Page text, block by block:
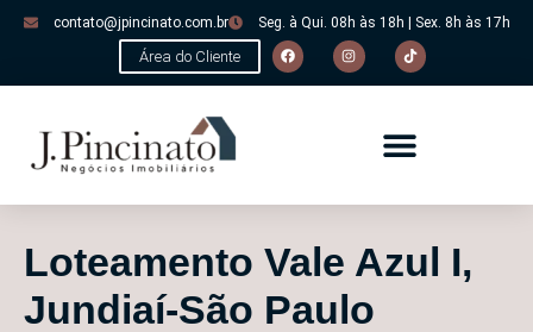
contato@jpincinato.com.br Seg. à Qui. 08h às 18h | Sex. 8h às 17h
Área do Cliente
Loteamento Vale Azul I,
Jundiaí-São Paulo